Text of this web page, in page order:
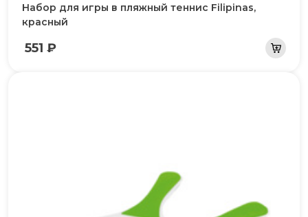
Набор для игры в пляжный теннис Filipinas,
красный
551 ₽